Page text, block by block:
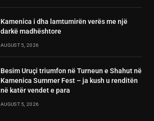
Kamenica i dha lamtumirën verës me një
darkë madhështore
AUGUST 5, 2026
Besim Uruçi triumfon në Turneun e Shahut në
Kamenica Summer Fest – ja kush u renditën
në katër vendet e para
AUGUST 5, 2026